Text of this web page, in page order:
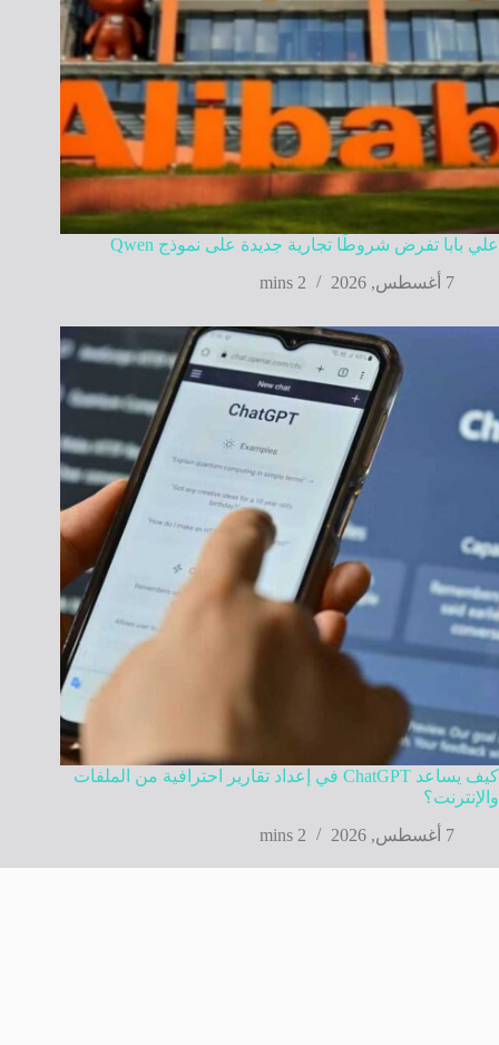
علي بابا تفرض شروطًا تجارية جديدة على نموذج Qwen
7 أغسطس, 2026
2 mins
كيف يساعد ChatGPT في إعداد تقارير احترافية من الملفات
والإنترنت؟
7 أغسطس, 2026
2 mins